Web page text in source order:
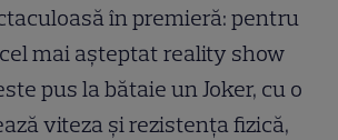
în premieră: pentru
mai așteptat reality show
pus la bătaie un Joker, cu o
viteza și rezistența fizică,